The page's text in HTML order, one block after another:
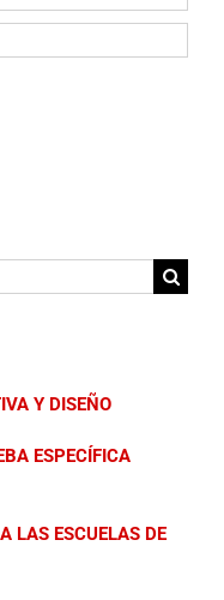
Y DISEÑO
ESPECÍFICA
LAS ESCUELAS DE